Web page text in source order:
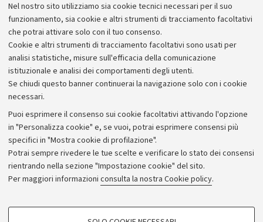
Nel nostro sito utilizziamo sia cookie tecnici necessari per il suo
funzionamento, sia cookie e altri strumenti di tracciamento facoltativi
che potrai attivare solo con il tuo consenso.
Cookie e altri strumenti di tracciamento facoltativi sono usati per
analisi statistiche, misure sull'efficacia della comunicazione
istituzionale e analisi dei comportamenti degli utenti.
Se chiudi questo banner continuerai la navigazione solo con i cookie
necessari.
Puoi esprimere il consenso sui cookie facoltativi attivando l'opzione
in "Personalizza cookie" e, se vuoi, potrai esprimere consensi più
specifici in "Mostra cookie di profilazione".
Potrai sempre rivedere le tue scelte e verificare lo stato dei consensi
rientrando nella sezione "Impostazione cookie" del sito.
Per maggiori informazioni consulta la nostra Cookie policy.
COOKIE DI PROFILAZIONE - FACOLTATIVI
Alumni community
Piano strategico
Bilanci
Donazioni e 5x1000
Merchandising - UniboStore
Bandi, gare e concorsi
Albo online
Amministrazione trasparente
Atti di notifica
Informazioni sul sito e accessibilità
Dichiarazione di accessibilità